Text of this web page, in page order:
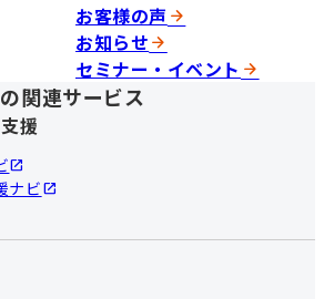
お客様の声
お知らせ
セミナー・イベント
関連サービス
援
ナビ